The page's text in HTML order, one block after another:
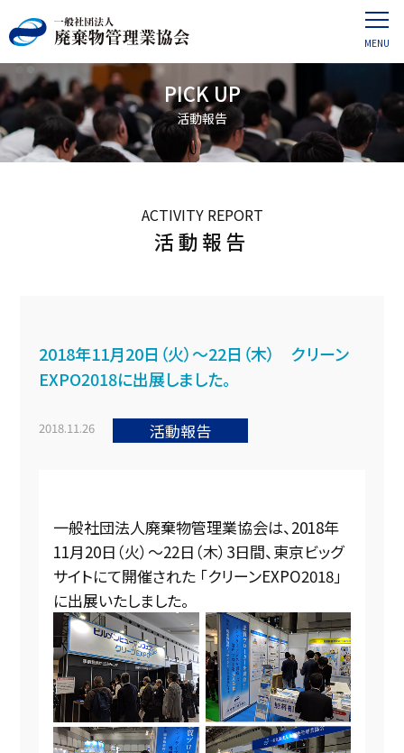
PICK UP
活動報告
ACTIVITY REPORT
活動報告
2018年11月20日（火）～22日（木） クリーン
EXPO2018に出展しました。
2018.11.26 活動報告
一般社団法人廃棄物管理業協会は、2018年
11月20日（火）～22日（木）3日間、東京ビッグ
サイトにて開催された 「クリーンEXPO2018」
に出展いたしました。